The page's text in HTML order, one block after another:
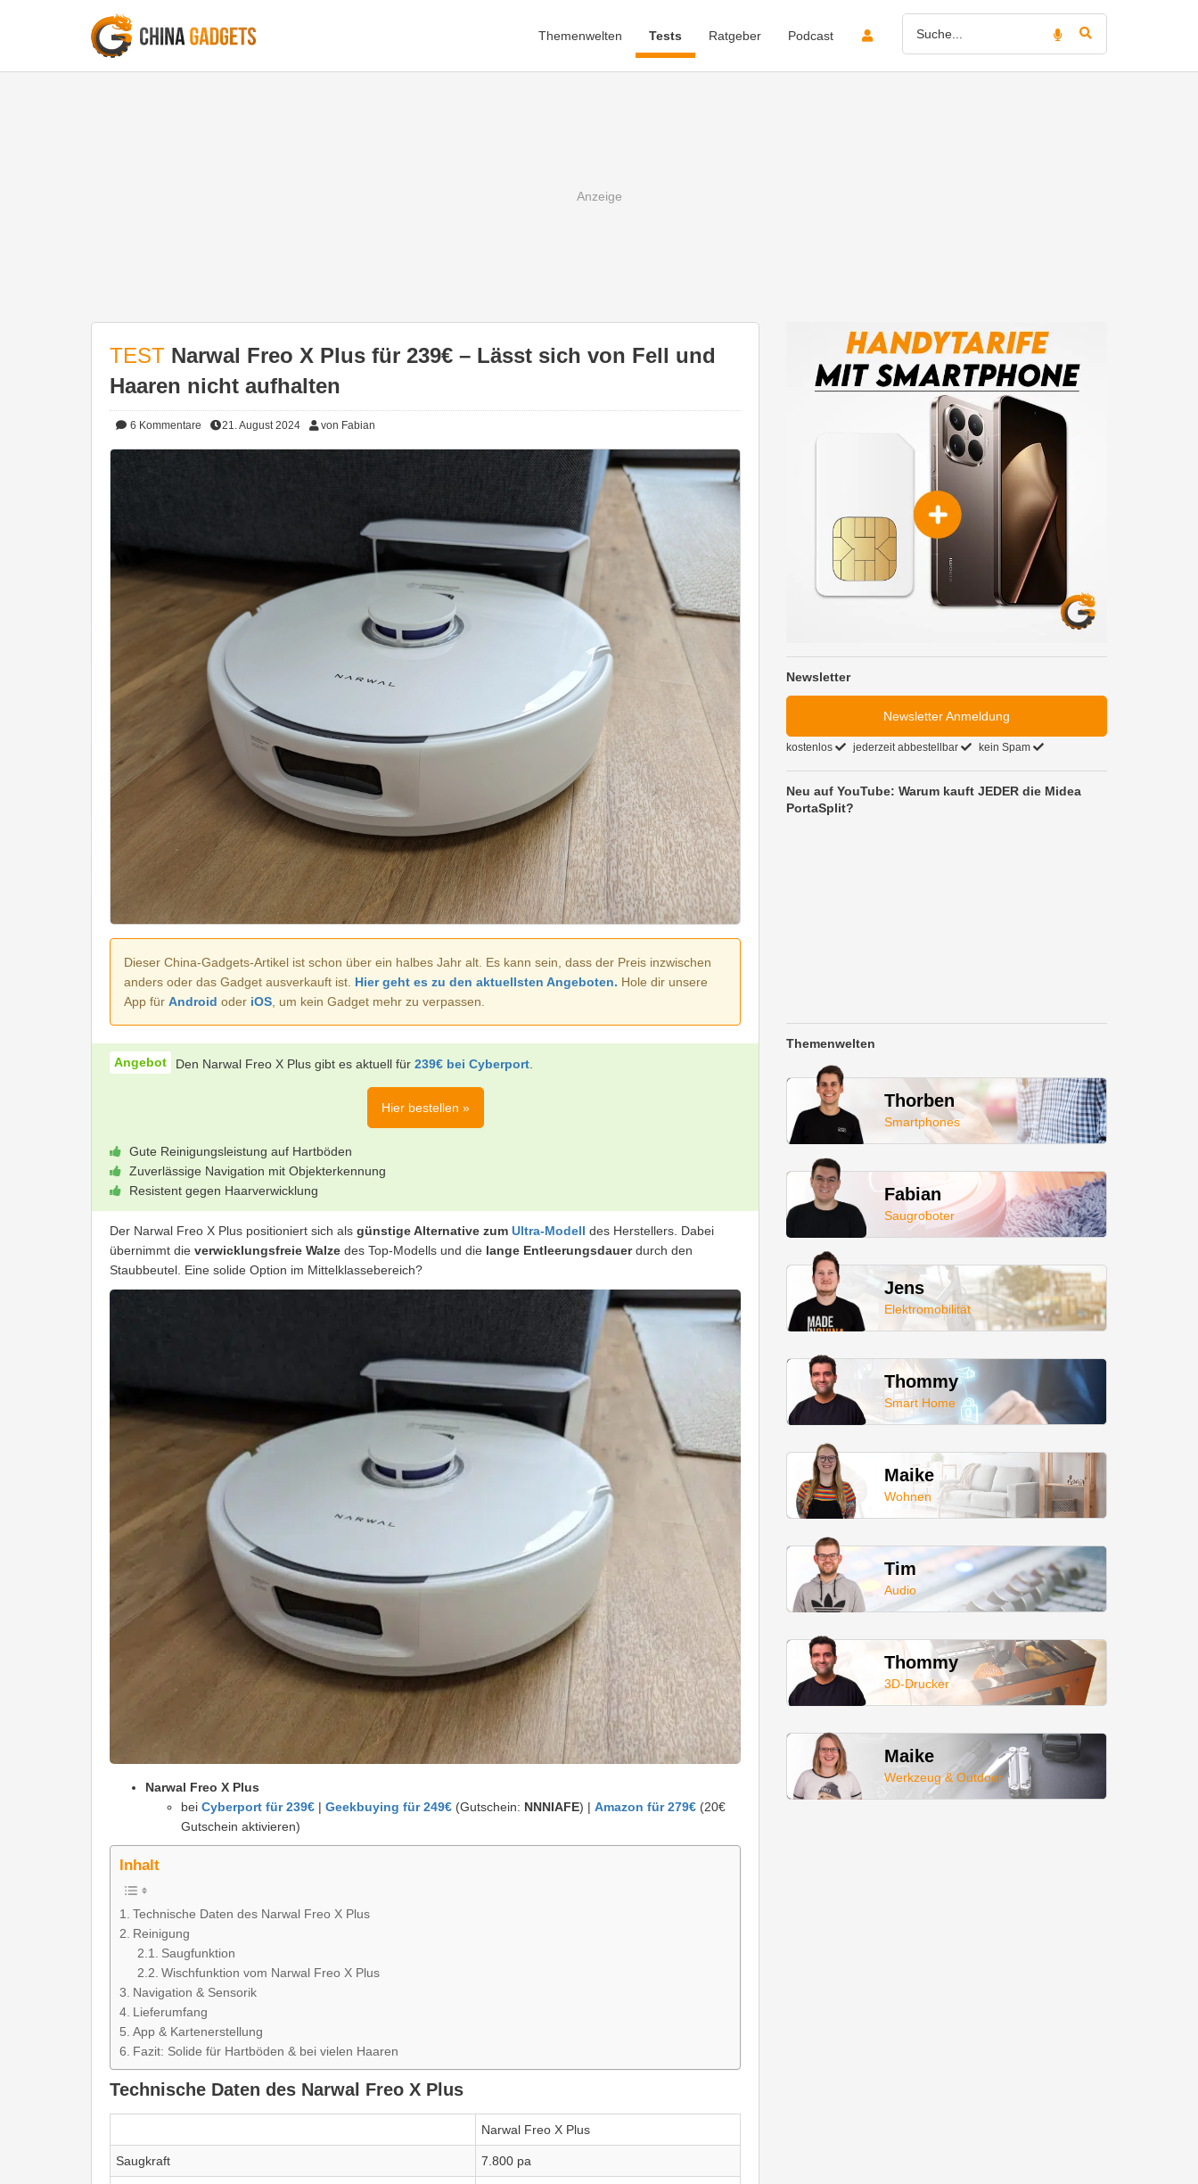
Themenwelten Tests Ratgeber Podcast
TEST Narwal Freo X Plus für 239€ – Lässt sich von Fell und
Haaren nicht aufhalten
6 Kommentare 21. August 2024 von Fabian
Dieser China-Gadgets-Artikel ist schon über ein halbes Jahr alt. Es kann sein, dass der Preis inzwischen
anders oder das Gadget ausverkauft ist. Hier geht es zu den aktuellsten Angeboten. Hole dir unsere
App für Android oder iOS , um kein Gadget mehr zu verpassen.
Den Narwal Freo X Plus gibt es aktuell für 239€ bei Cyberport
Hier bestellen »
Gute Reinigungsleistung auf Hartböden
Zuverlässige Navigation mit Objekterkennung
Resistent gegen Haarverwicklung
Der Narwal Freo X Plus positioniert sich als günstige Alternative zum Ultra-Modell des Herstellers. Dabei
übernimmt die verwicklungsfreie Walze des Top-Modells und die lange Entleerungsdauerdurch den
Staubbeutel. Eine solide Option im Mittelklassebereich?
Narwal Freo X Plus
bei Cyberport für 239€ | Geekbuying für 249€ (Gutschein: NNNIAFE) | Amazon für 279€ (20€
Gutschein aktivieren)
Inhalt
Technische Daten des Narwal Freo X Plus
Reinigung
Saugfunktion
Wischfunktion vom Narwal Freo X Plus
Navigation & Sensorik
Lieferumfang
App & Kartenerstellung
Fazit: Solide für Hartböden & bei vielen Haaren
Technische Daten des Narwal Freo X Plus
Narwal Freo X Plus
Saugkraft 7.800 pa
Newsletter
Newsletter Anmeldung
kostenlos jederzeit abbestellbar kein Spam
Neu auf YouTube: Warum kauft JEDER die Midea
PortaSplit?
Themenwelten
Thorben
Smartphones
Fabian
Saugroboter
Jens
Elektromobilität
Thommy
Smart Home
Maike
Wohnen
Tim
Audio
Thommy
3D-Drucker
Maike
Werkzeug & Outdoor